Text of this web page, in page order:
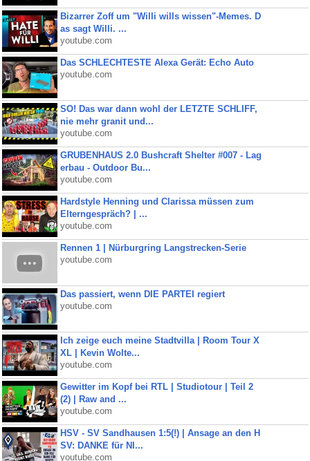
Bizarrer Zoff um "Willi wills wissen"-Memes. D
as sagt Willi. ...
youtube.com
Das SCHLECHTESTE Alexa Gerät: Echo Auto
youtube.com
SO! Das war dann wohl der LETZTE SCHLIFF,
nie mehr granit und...
youtube.com
GRUBENHAUS 2.0 Bushcraft Shelter #007 - Lag
erbau - Outdoor Bu...
youtube.com
Hardstyle Henning und Clarissa müssen zum
Elterngespräch? | ...
youtube.com
Rennen 1 | Nürburgring Langstrecken-Serie
youtube.com
Das passiert, wenn DIE PARTEI regiert
youtube.com
Ich zeige euch meine Stadtvilla | Room Tour X
XL | Kevin Wolte...
youtube.com
Gewitter im Kopf bei RTL | Studiotour | Teil 2
(2) | Raw and ...
youtube.com
HSV - SV Sandhausen 1:5(!) | Ansage an den H
SV: DANKE für NI...
youtube.com